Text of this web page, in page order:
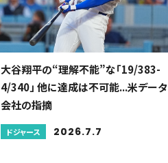
大谷翔平の“理解不能”な「19/383-
4/340」 他に達成は不可能...米データ
会社の指摘
ドジャース 2026.7.7